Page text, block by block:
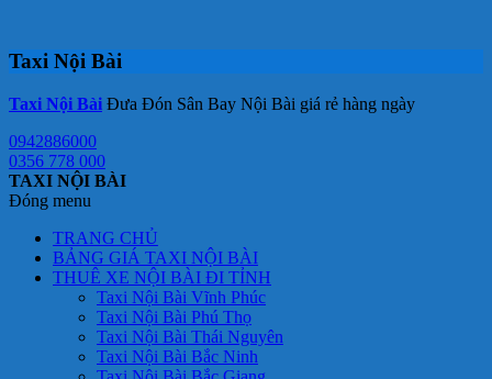
Taxi Nội Bài
Taxi Nội Bài Đưa Đón Sân Bay Nội Bài giá rẻ hàng ngày
0942886000
0356 778 000
TAXI NỘI BÀI
Đóng menu
TRANG CHỦ
BẢNG GIÁ TAXI NỘI BÀI
THUÊ XE NỘI BÀI ĐI TỈNH
Taxi Nội Bài Vĩnh Phúc
Taxi Nội Bài Phú Thọ
Taxi Nội Bài Thái Nguyên
Taxi Nội Bài Bắc Ninh